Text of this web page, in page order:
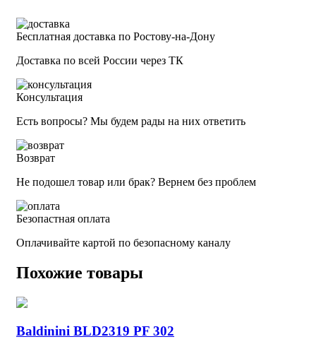
Бесплатная доставка по Ростову-на-Дону
Доставка по всей России через ТК
Консультация
Есть вопросы? Мы будем рады на них ответить
Возврат
Не подошел товар или брак? Вернем без проблем
Безопастная оплата
Оплачивайте картой по безопасному каналу
Похожие товары
Baldinini BLD2319 PF 302